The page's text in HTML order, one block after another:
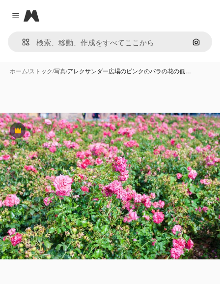
Close menu
Magnific
画像で
ホーム/ストック/写真/アレクサンダー広場のピンクのバラの花の低…
Premium